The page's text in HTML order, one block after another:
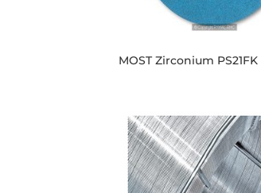
MOST Zirconium PS21FK